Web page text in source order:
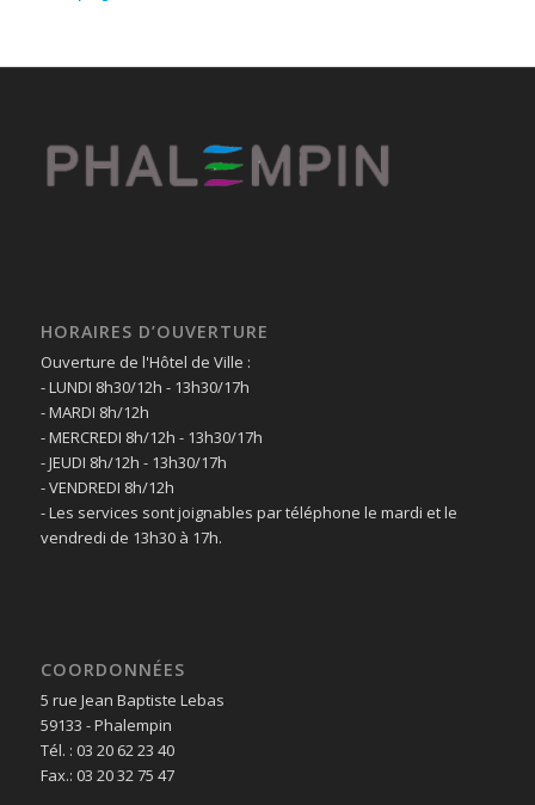
HORAIRES D’OUVERTURE
Ouverture de l'Hôtel de Ville :
- LUNDI 8h30/12h - 13h30/17h
- MARDI 8h/12h
- MERCREDI 8h/12h - 13h30/17h
- JEUDI 8h/12h - 13h30/17h
- VENDREDI 8h/12h
- Les services sont joignables par téléphone le mardi et le
vendredi de 13h30 à 17h.
COORDONNÉES
5 rue Jean Baptiste Lebas
59133 - Phalempin
Tél. : 03 20 62 23 40
Fax.: 03 20 32 75 47